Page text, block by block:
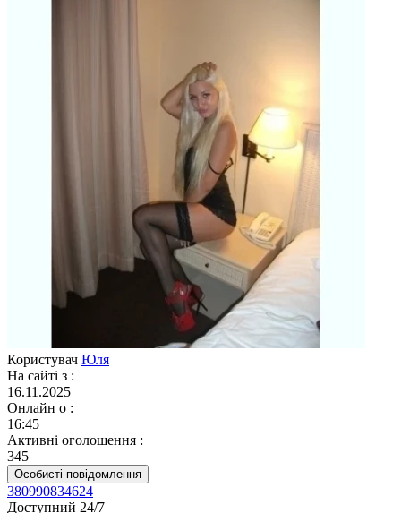
Користувач Юля
На сайті з :
16.11.2025
Онлайн о :
16:45
Активні оголошення :
345
Особисті повідомлення
380990834624
Доступний 24/7